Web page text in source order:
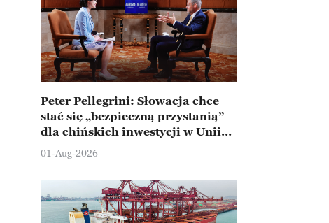
Peter Pellegrini: Słowacja chce
stać się „bezpieczną przystanią”
dla chińskich inwestycji w Unii
Europejskiej
01-Aug-2026